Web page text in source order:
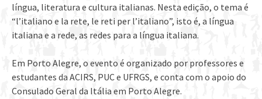
língua, literatura e cultura italianas. Nesta edição, o tema é
“l’italiano e la rete, le reti per l’italiano”, isto é, a língua
italiana e a rede, as redes para a língua italiana.
Em Porto Alegre, o evento é organizado por professores e
estudantes da ACIRS, PUC e UFRGS, e conta com o apoio do
Consulado Geral da Itália em Porto Alegre.